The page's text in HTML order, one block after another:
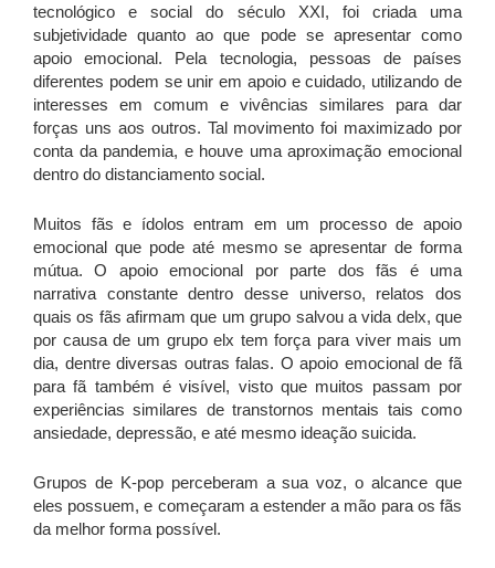
tecnológico e social do século XXI, foi criada uma
subjetividade quanto ao que pode se apresentar como
apoio emocional. Pela tecnologia, pessoas de países
diferentes podem se unir em apoio e cuidado, utilizando de
interesses em comum e vivências similares para dar
forças uns aos outros. Tal movimento foi maximizado por
conta da pandemia, e houve uma aproximação emocional
dentro do distanciamento social.
Muitos fãs e ídolos entram em um processo de apoio
emocional que pode até mesmo se apresentar de forma
mútua. O apoio emocional por parte dos fãs é uma
narrativa constante dentro desse universo, relatos dos
quais os fãs afirmam que um grupo salvou a vida delx, que
por causa de um grupo elx tem força para viver mais um
dia, dentre diversas outras falas. O apoio emocional de fã
para fã também é visível, visto que muitos passam por
experiências similares de transtornos mentais tais como
ansiedade, depressão, e até mesmo ideação suicida.
Grupos de K-pop perceberam a sua voz, o alcance que
eles possuem, e começaram a estender a mão para os fãs
da melhor forma possível.